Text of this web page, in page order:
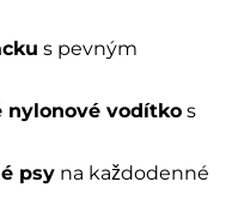
s pevným
nylonové vodítko s
psy na každodenné